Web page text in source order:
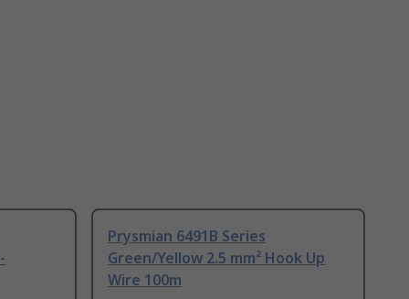
Prysmian 6491B Series
Green/Yellow 2.5 mm² Hook Up
Wire 100m